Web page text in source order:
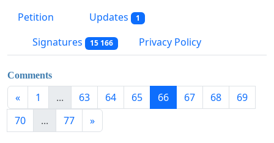
Petition Updates 1
Signatures 15 166 Privacy Policy
Comments
« 1 ... 63 64 65 66 67 68
69
70
... 77 »